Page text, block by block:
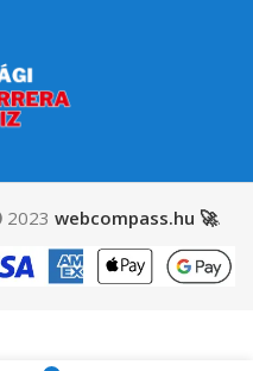
2023 webcompass.hu 🚀.
4,490Ft